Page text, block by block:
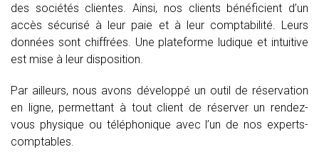
des sociétés clientes. Ainsi, nos clients bénéficient d’un
accès sécurisé à leur paie et à leur comptabilité. Leurs
données sont chiffrées. Une plateforme ludique et intuitive
est mise à leur disposition.
Par ailleurs, nous avons développé un outil de réservation
en ligne, permettant à tout client de réserver un rendez-
vous physique ou téléphonique avec l’un de nos experts-
comptables.